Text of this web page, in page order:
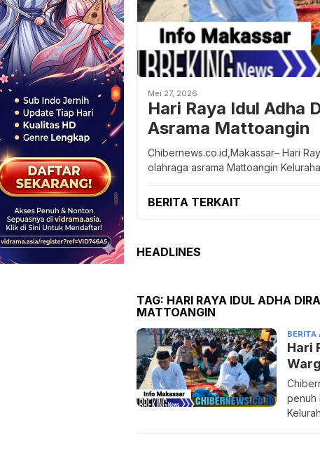
Mei 27, 2026
Hari Raya Idul Adha
Asrama Mattoangin
Chibernews.co.id,Makassar– Hari
olahraga asrama Mattoangin
BERITA TERKAIT
HEADLINES
TAG: HARI RAYA IDUL ADHA
MATTOANGIN
BERITA
Hari
penuh